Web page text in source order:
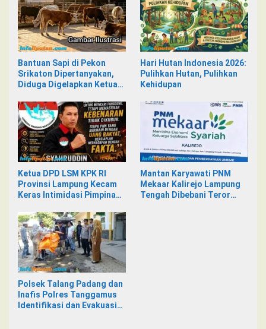
Bantuan Sapi di Pekon
Srikaton Dipertanyakan,
Diduga Digelapkan Ketua
Hari Hutan Indonesia 2026:
Pulihkan Hutan, Pulihkan
Kehidupan
Ketua DPD LSM KPK RI
Provinsi Lampung Kecam
Keras Intimidasi Pimpinan
Kalirejo terhadap Nad
Mantan Karyawati PNM
Mekaar Kalirejo Lampung
Tengah Dibebani Teror
Polsek Talang Padang dan
Inafis Polres Tanggamus
Identifikasi dan Evakuasi